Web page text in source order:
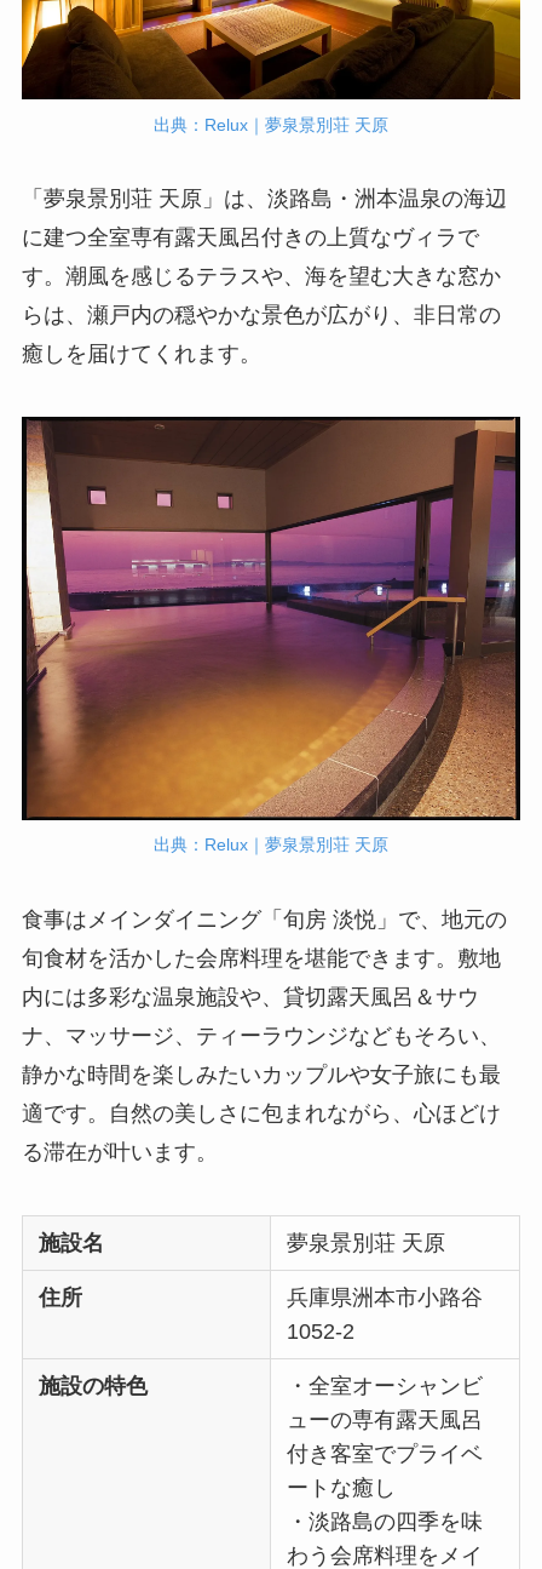
出典：Relux｜夢泉景別荘 天原
「夢泉景別荘 天原」は、淡路島・洲本温泉の海辺
に建つ全室専有露天風呂付きの上質なヴィラで
す。潮風を感じるテラスや、海を望む大きな窓か
らは、瀬戸内の穏やかな景色が広がり、非日常の
癒しを届けてくれます。
出典：Relux｜夢泉景別荘 天原
食事はメインダイニング「旬房 淡悦」で、地元の
旬食材を活かした会席料理を堪能できます。敷地
内には多彩な温泉施設や、貸切露天風呂＆サウ
ナ、マッサージ、ティーラウンジなどもそろい、
静かな時間を楽しみたいカップルや女子旅にも最
適です。自然の美しさに包まれながら、心ほどけ
る滞在が叶います。
施設名 夢泉景別荘 天原
住所
兵庫県洲本市小路谷
1052-2
施設の特色
・全室オーシャンビ
ューの専有露天風呂
付き客室でプライベ
ートな癒し
・淡路島の四季を味
わう会席料理をメイ